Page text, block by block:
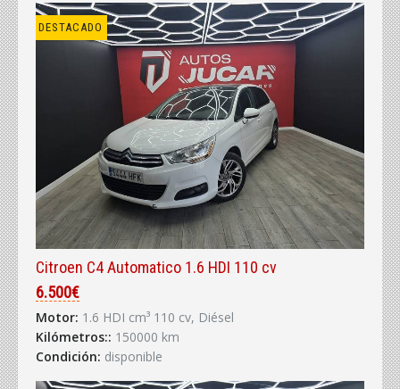
DESTACADO
Citroen C4 Automatico 1.6 HDI 110 cv
6.500€
Motor: 1.6 HDI cm³ 110 cv, Diésel
Kilómetros:: 150000 km
Condición: disponible